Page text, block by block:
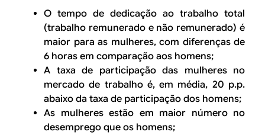
c
a
O tempo de dedicação ao trabalho total
(trabalho remunerado e não remunerado) é
maior para as mulheres, com diferenças de
6 horas em comparação aos homens;
A taxa de participação das mulheres no
mercado de trabalho é, em média, 20 p.p.
abaixo da taxa de participação dos homens;
As mulheres estão em maior número no
desemprego que os homens;